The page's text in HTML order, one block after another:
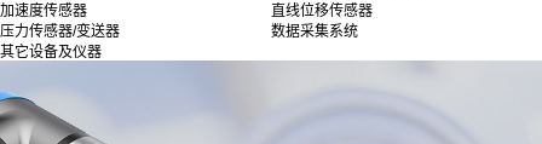
加速度传感器
直线位移传感器
压力传感器/变送器
数据采集系统
其它设备及仪器